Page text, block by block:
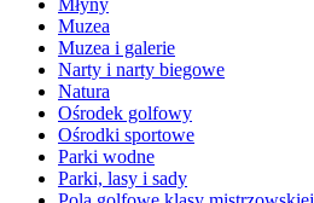
Muzea
Muzea i galerie
Narty i narty biegowe
Natura
Ośrodek golfowy
Ośrodki sportowe
Parki wodne
Parki, lasy i sady